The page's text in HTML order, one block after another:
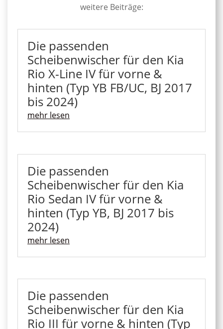
weitere Beiträge:
Die passenden
Scheibenwischer für den Kia
Rio X-Line IV für vorne &
hinten (Typ YB FB/UC, BJ 2017
bis 2024)
mehr lesen
Die passenden
Scheibenwischer für den Kia
Rio Sedan IV für vorne &
hinten (Typ YB, BJ 2017 bis
2024)
mehr lesen
Die passenden
Scheibenwischer für den Kia
Rio III für vorne & hinten (Typ